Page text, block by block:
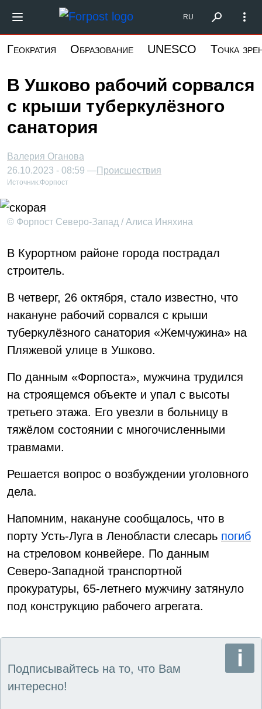
основному
Форпост Северо-Запад
RU
Геократия Образование UNESCO Точка
В Ушково рабочий сорвался
с крыши туберкулёзного
санатория
Валерия Оганова
26.10.2023 - 08:59 —Происшествия
Источник:Форпост
© Форпост Северо-Запад / Алиса Иняхина
В Курортном районе города пострадал
строитель.
В четверг, 26 октября, стало известно, что
накануне рабочий сорвался с крыши
туберкулёзного санатория «Жемчужина» на
Пляжевой улице в Ушково.
По данным «Форпоста», мужчина трудился
на строящемся объекте и упал с высоты
третьего этажа. Его увезли в больницу в
тяжёлом состоянии с многочисленными
травмами.
Решается вопрос о возбуждении уголовного
дела.
Напомним, накануне сообщалось, что в
порту Усть-Луга в Ленобласти слесарь погиб
на стреловом конвейере. По данным
Северо-Западной транспортной
прокуратуры, 65-летнего мужчину затянуло
под конструкцию рабочего агрегата.
Подписывайтесь на то, что Вам
интересно!